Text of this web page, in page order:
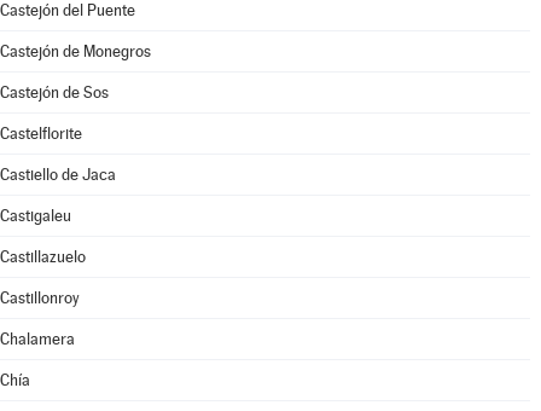
Castejón del Puente
Castejón de Monegros
Castejón de Sos
Castelflorite
Castiello de Jaca
Castigaleu
Castillazuelo
Castillonroy
Chalamera
Chía